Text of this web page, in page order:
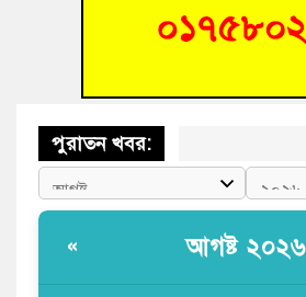
হোমনায় বিধবা নারীর জমি দখল ও
পুরাতন খবর:
« আগষ্ট ২০২৬